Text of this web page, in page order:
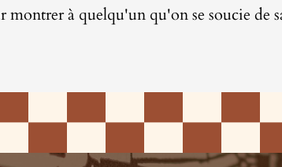
à quelqu'un qu'on se soucie de